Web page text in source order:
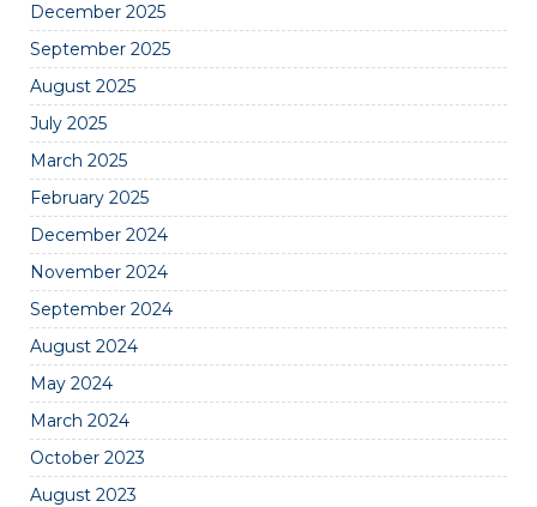
December 2025
September 2025
August 2025
July 2025
March 2025
February 2025
December 2024
November 2024
September 2024
August 2024
May 2024
March 2024
October 2023
August 2023